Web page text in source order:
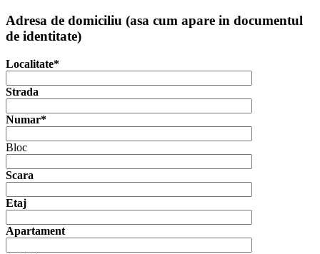
Adresa de domiciliu (asa cum apare in documentul
de identitate)
Localitate*
Strada
Numar*
Bloc
Scara
Etaj
Apartament